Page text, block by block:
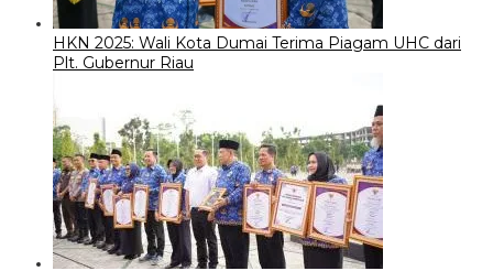
HKN 2025: Wali Kota Dumai Terima Piagam UHC dari
Plt. Gubernur Riau